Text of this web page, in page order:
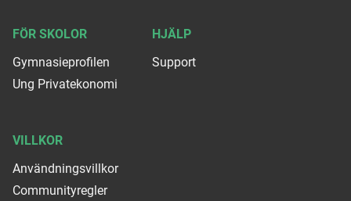
FÖR SKOLOR
Gymnasieprofilen
Ung Privatekonomi
HJÄLP
Support
VILLKOR
Användningsvillkor
Communityregler